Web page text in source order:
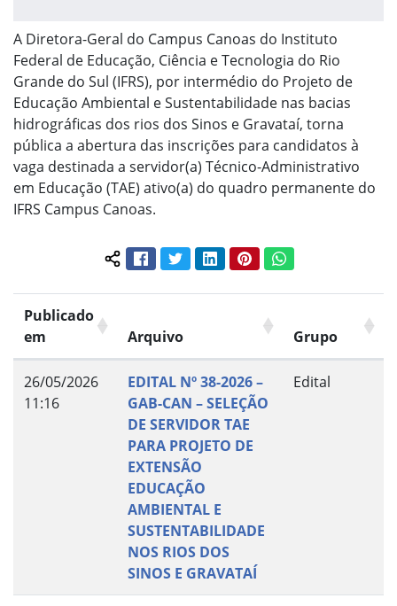
A Diretora-Geral do Campus Canoas do Instituto
Federal de Educação, Ciência e Tecnologia do Rio
Grande do Sul (IFRS), por intermédio do Projeto de
Educação Ambiental e Sustentabilidade nas bacias
hidrográficas dos rios dos Sinos e Gravataí, torna
pública a abertura das inscrições para candidatos à
vaga destinada a servidor(a) Técnico-Administrativo
em Educação (TAE) ativo(a) do quadro permanente do
IFRS Campus Canoas.
Compartilhar conteúdo:
FacebookTwitterLinkedInPinterestWhatsApp
Publicado
em
Arquivo Grupo
26/05/2026
11:16
EDITAL Nº 38-2026 –
GAB-CAN – SELEÇÃO
DE SERVIDOR TAE
PARA PROJETO DE
EXTENSÃO
EDUCAÇÃO
AMBIENTAL E
SUSTENTABILIDADE
NOS RIOS DOS
SINOS E GRAVATAÍ
Edital